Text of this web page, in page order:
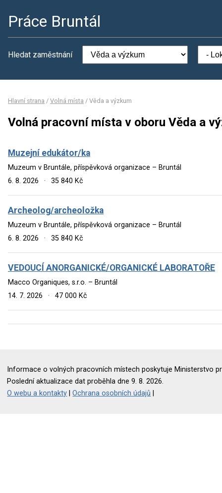
Práce Bruntál
Hledat zaměstnání
Hlavní strana / Volná místa / Věda a výzkum
Volná pracovní místa v oboru Věda a
Muzejní edukátor/ka
Muzeum v Bruntále, příspěvková organizace – Bruntál
6. 8. 2026
· 35 840 Kč
Archeolog/archeoložka
Muzeum v Bruntále, příspěvková organizace – Bruntál
6. 8. 2026
· 35 840 Kč
VEDOUCÍ ANORGANICKÉ/ORGANICKÉ LABORATOŘE
Macco Organiques, s.r.o. – Bruntál
14. 7. 2026
· 47 000 Kč
Informace o volných pracovních místech poskytuje Ministerstvo
Poslední aktualizace dat proběhla dne 9. 8. 2026.
O webu a kontakty |Ochrana osobních údajů